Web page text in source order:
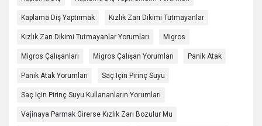
Kaplama Diş Yaptırmak Kızlık Zarı Dikimi Tutmayanlar
Kızlık Zarı Dikimi Tutmayanlar Yorumları Migros
Migros Çalışanları Migros Çalışan Yorumları Panik Atak
Panik Atak Yorumları Saç Için Pirinç Suyu
Saç Için Pirinç Suyu Kullananların Yorumları
Vajinaya Parmak Girerse Kızlık Zarı Bozulur Mu